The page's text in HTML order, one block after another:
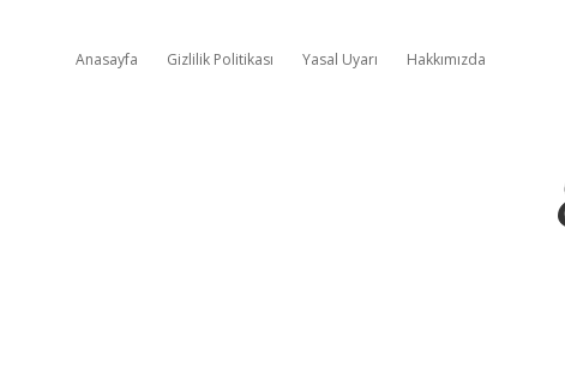
Anasayfa Gizlilik Politikası Yasal Uyarı Hakkımızda